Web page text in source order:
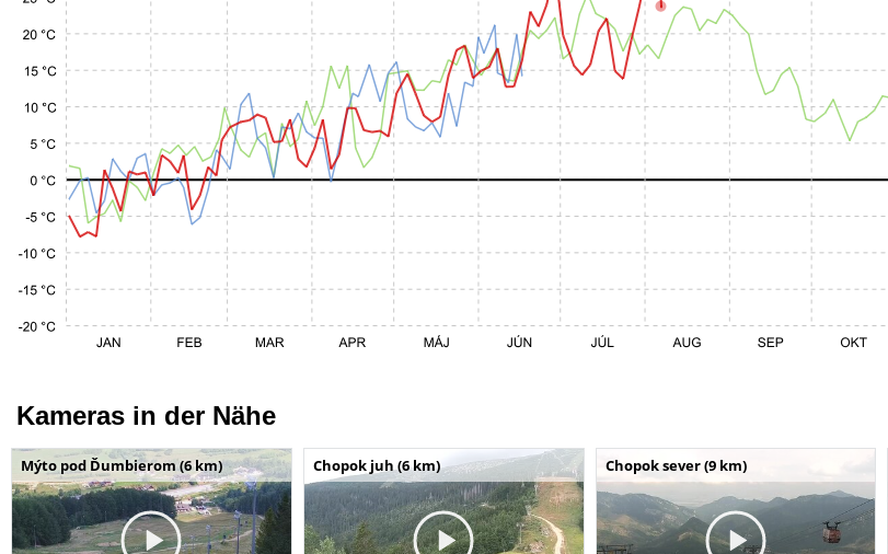
Kameras in der Nähe
Mýto pod Ďumbierom (6 km) Chopok juh (6 km) Chopok sever (9 km)